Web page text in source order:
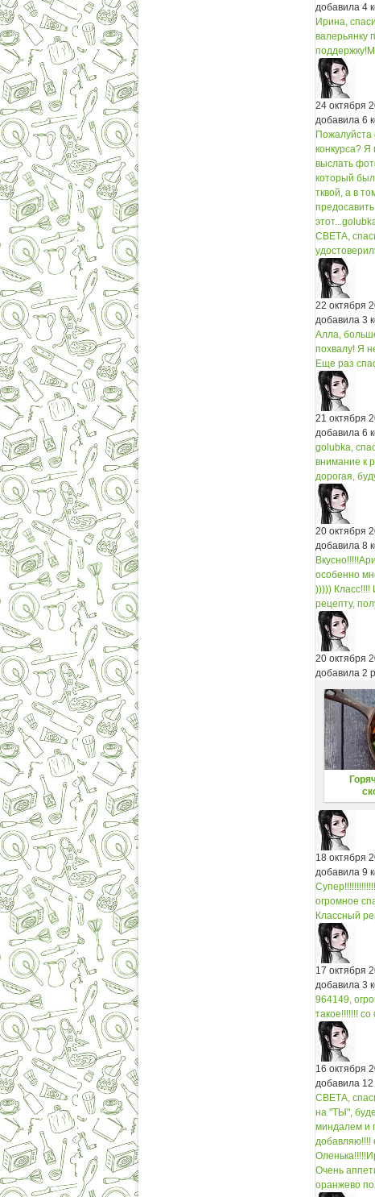
добавила 4
Ирина,
валерьянку
поддержку!
24 октября
добавила 6
Пожалуйста
конкурса? Я
выслать
который был
тквой, а в
этот...
СВЕТА,
22 октября
добавила 3
Алла,
похвалу! Я
Еще раз
21 октября
добавила 6
golubka,
внимание к
дорогая,
20 октября
добавила 8
Вкусно!!!!!
особенно
)))))
рецепту,
20 октября
добавила 2
18 октября
добавила 9
огромное
Классный
17 октября
добавила 3
964149,
такое!!!!!!!
16 октября
добавила
СВЕТА,
на "ТЫ",
миндалем и
добавляю!!!!
Оленька!!!!!
Очень
оранжево